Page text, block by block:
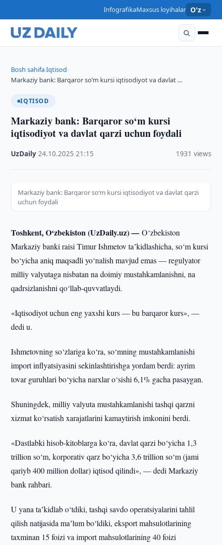
InfografikaMaxsus loyihalar O'z
Bosh sahifa›Iqtisod›
Markaziy bank: Barqaror so‘m kursi iqtisodiyot va davlat …
IQTISOD
Markaziy bank: Barqaror so‘m kursi
iqtisodiyot va davlat qarzi uchun foydali
UzDaily ·24.10.2025 ·21:15 1931 views
Markaziy bank: Barqaror so‘m kursi iqtisodiyot va davlat qarzi
uchun foydali
Toshkent, O‘zbekiston (UzDaily.uz) —O‘zbekiston
Markaziy banki raisi Timur Ishmetov taʼkidlashicha, so‘m kursi
bo‘yicha aniq maqsadli yo‘nalish mavjud emas — regulyator
milliy valyutaga nisbatan na doimiy mustahkamlanishni, na
qadrsizlanishni qo‘llab-quvvatlaydi.
«Iqtisodiyot uchun eng yaxshi kurs — bu barqaror kurs», —
dedi u.
Ishmetovning so‘zlariga ko‘ra, so‘mning mustahkamlanishi
import inflyatsiyasini sekinlashtirishga yordam berdi: ayrim
tovar guruhlari bo‘yicha narxlar o‘sishi 6,1% gacha pasaygan.
Shuningdek, milliy valyuta mustahkamlanishi tashqi qarzni
xizmat ko‘rsatish xarajatlarini kamaytirish imkonini berdi.
«Dastlabki hisob-kitoblarga ko‘ra, davlat qarzi bo‘yicha 1,3
trillion so‘m, korporativ qarz bo‘yicha 3,6 trillion so‘m (jami
qariyb 400 million dollar) iqtisod qilindi», — dedi Markaziy
bank rahbari.
U yana taʼkidlab o‘tdiki, tashqi savdo operatsiyalarini tahlil
qilish natijasida maʼlum bo‘ldiki, eksport mahsulotlarining
taxminan 15 foizi va import mahsulotlarining 40 foizi